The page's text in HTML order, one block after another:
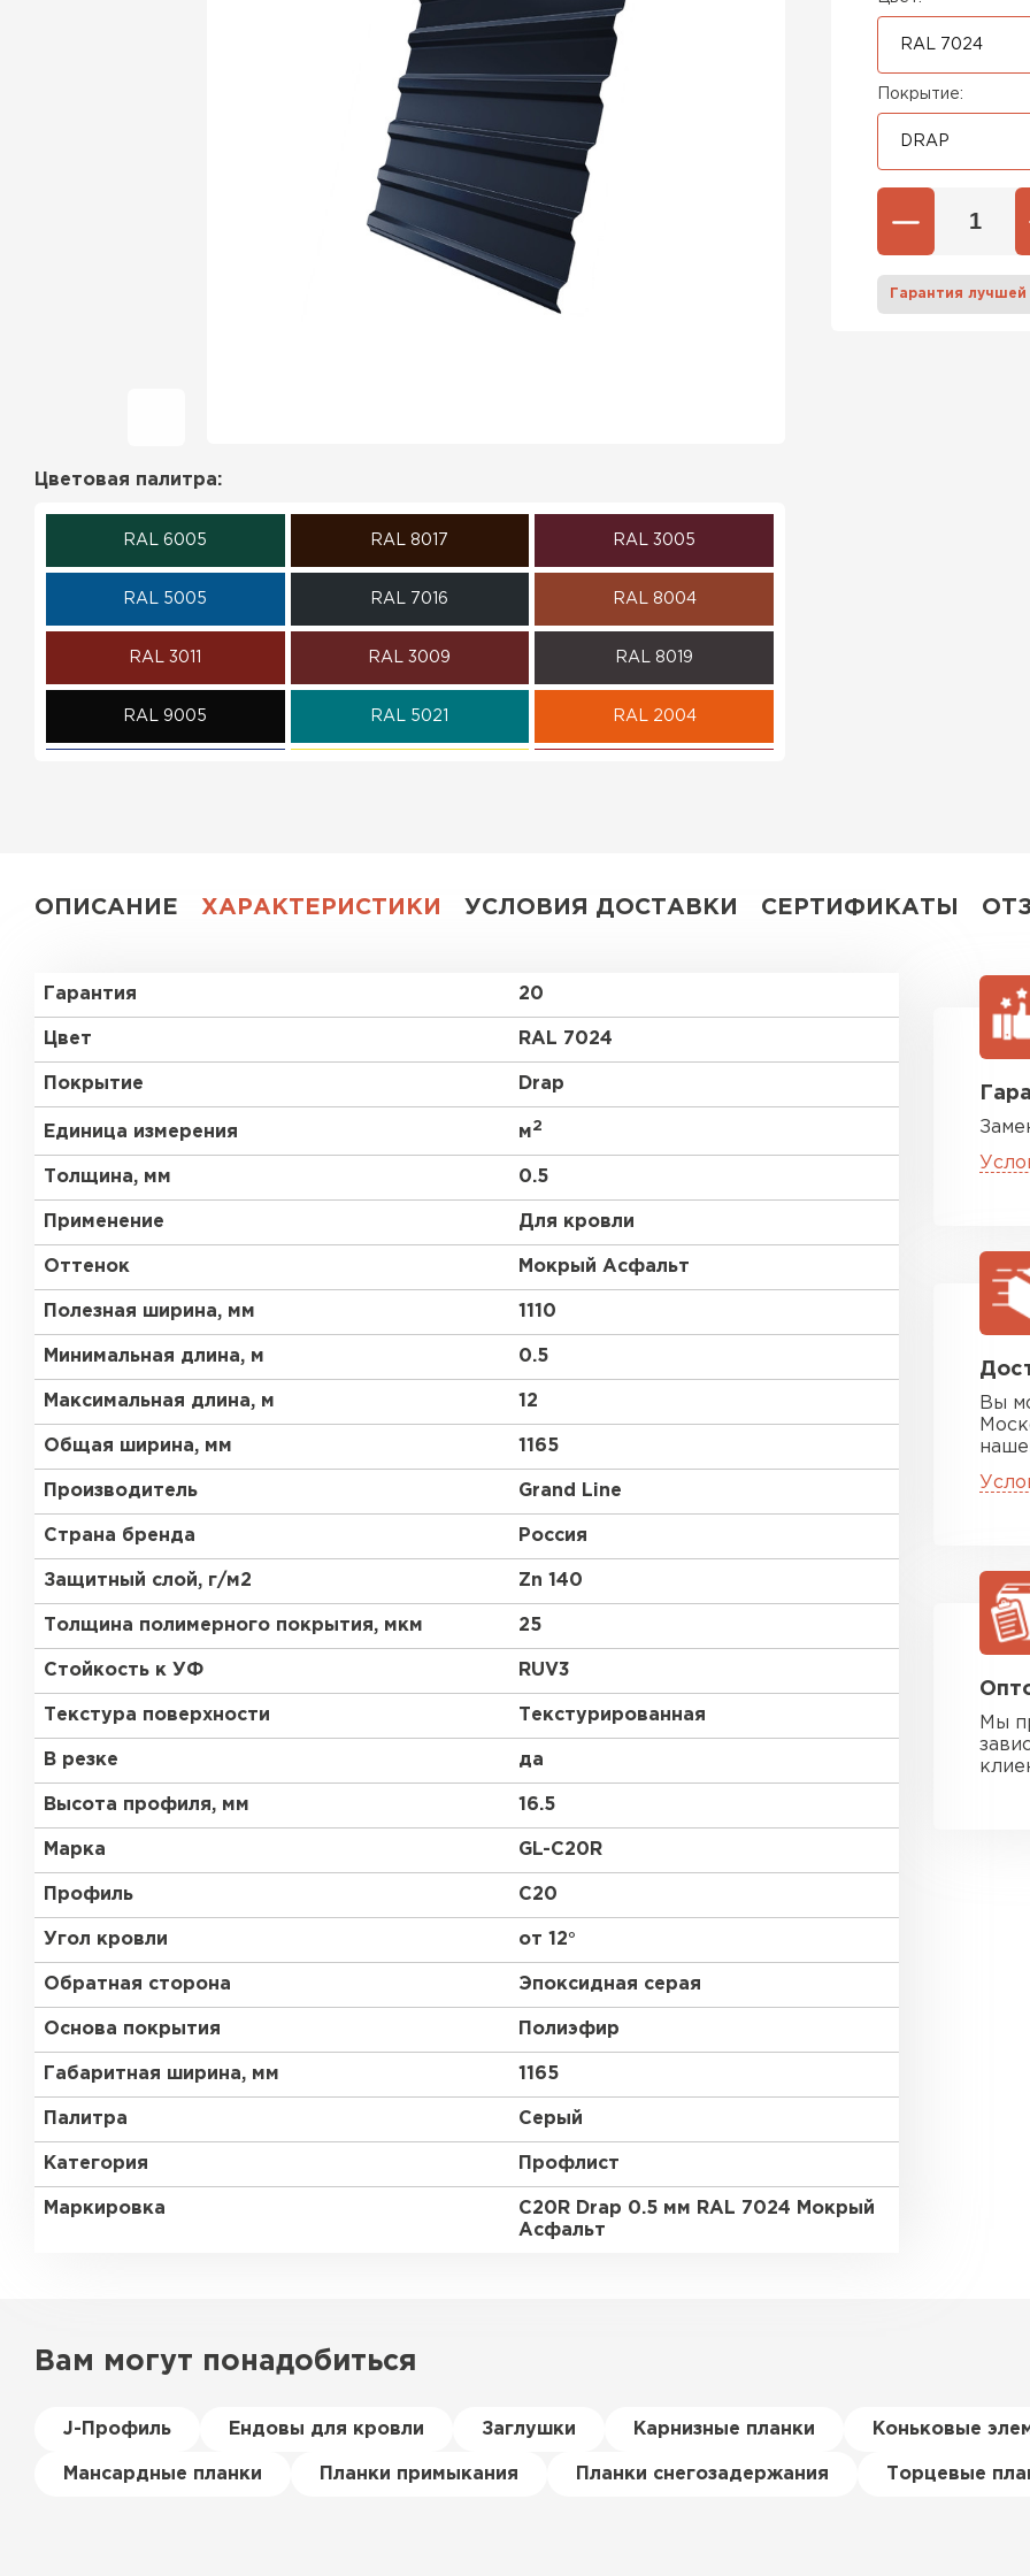
Фальцевая кровля
Гибкая черепица
Водосточная система
Цветовая палитра:
RAL 6005 RAL 8017 RAL 3005
RAL 5005 RAL 7016 RAL 8004
RAL 3011 RAL 3009 RAL 8019
RAL 9005 RAL 5021 RAL 2004
RAL 7024
Покрытие:
DRAP
Гарантия лучшей
ОПИСАНИЕ ХАРАКТЕРИСТИКИ УСЛОВИЯ ДОСТАВКИ СЕРТИФИКАТЫ
Гарантия 20
Цвет RAL 7024
Покрытие Drap
Единица измерения м2
Толщина, мм 0.5
Применение Для кровли
Оттенок Мокрый Асфальт
Полезная ширина, мм 1110
Минимальная длина, м 0.5
Максимальная длина, м 12
Общая ширина, мм 1165
Производитель Grand Line
Страна бренда Россия
Защитный слой, г/м2 Zn 140
Толщина полимерного покрытия, мкм 25
Стойкость к УФ RUV3
Текстура поверхности Текстурированная
В резке да
Высота профиля, мм 16.5
Марка GL-С20R
Профиль C20
Угол кровли от 12°
Обратная сторона Эпоксидная серая
Основа покрытия Полиэфир
Габаритная ширина, мм 1165
Палитра Серый
Категория Профлист
Маркировка
С20R Drap 0.5 мм RAL 7024 Мокрый
Асфальт
Вы
Мы
Вам могут понадобиться
J-Профиль Ендовы для кровли Заглушки Карнизные планки Коньковые
Мансардные планки Планки примыкания Планки снегозадержания Торцевые
Профилированный лист
ПЕРЕЙТИ
ПЕРЕЙТИ
Цементно-
Керамическая черепица
ПЕРЕЙТИ